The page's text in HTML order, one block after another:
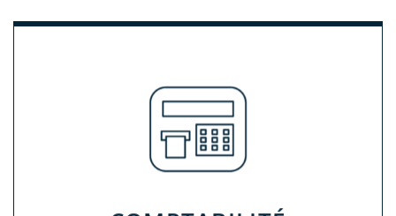
la totalité des obligations comptables de votre
manière classique soit totalement digitale via
une application. Notre application dispose d’une
interface simple et intuitive vous permettant un
suivi de votre comptabilité quasiment en temps
réel.